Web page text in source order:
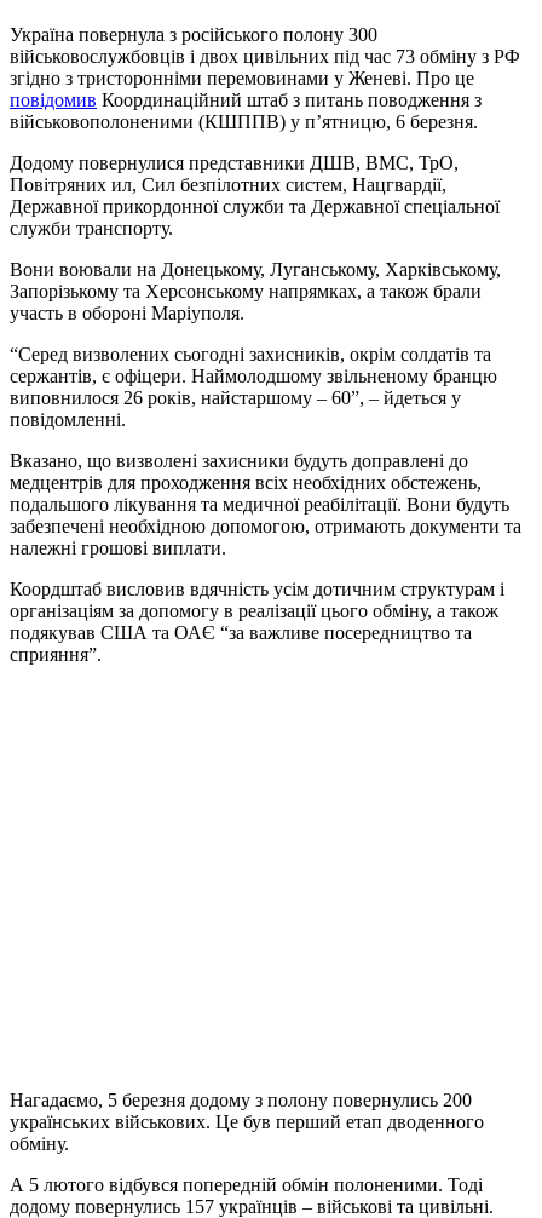
Україна повернула з російського полону 300
військовослужбовців і двох цивільних під час 73 обміну з РФ
згідно з тристоронніми перемовинами у Женеві. Про це
повідомив Координаційний штаб з питань поводження з
військовополоненими (КШППВ) у п’ятницю, 6 березня.
Додому повернулися представники ДШВ, ВМС, ТрО,
Повітряних ил, Сил безпілотних систем, Нацгвардії,
Державної прикордонної служби та Державної спеціальної
служби транспорту.
Вони воювали на Донецькому, Луганському, Харківському,
Запорізькому та Херсонському напрямках, а також брали
участь в обороні Маріуполя.
“Серед визволених сьогодні захисників, окрім солдатів та
сержантів, є офіцери. Наймолодшому звільненому бранцю
виповнилося 26 років, найстаршому – 60”, – йдеться у
повідомленні.
Вказано, що визволені захисники будуть доправлені до
медцентрів для проходження всіх необхідних обстежень,
подальшого лікування та медичної реабілітації. Вони будуть
забезпечені необхідною допомогою, отримають документи та
належні грошові виплати.
Коордштаб висловив вдячність усім дотичним структурам і
організаціям за допомогу в реалізації цього обміну, а також
подякував США та ОАЄ “за важливе посередництво та
сприяння”.
Нагадаємо, 5 березня додому з полону повернулись 200
українських військових. Це був перший етап дводенного
обміну.
А 5 лютого відбувся попередній обмін полоненими. Тоді
додому повернулись 157 українців – військові та цивільні.